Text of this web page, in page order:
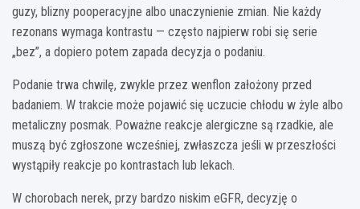
guzy, blizny pooperacyjne albo unaczynienie zmian. Nie każdy
rezonans wymaga kontrastu — często najpierw robi się serie
„bez”, a dopiero potem zapada decyzja o podaniu.
Podanie trwa chwilę, zwykle przez wenflon założony przed
badaniem. W trakcie może pojawić się uczucie chłodu w żyle albo
metaliczny posmak. Poważne reakcje alergiczne są rzadkie, ale
muszą być zgłoszone wcześniej, zwłaszcza jeśli w przeszłości
wystąpiły reakcje po kontrastach lub lekach.
W chorobach nerek, przy bardzo niskim eGFR, decyzję o